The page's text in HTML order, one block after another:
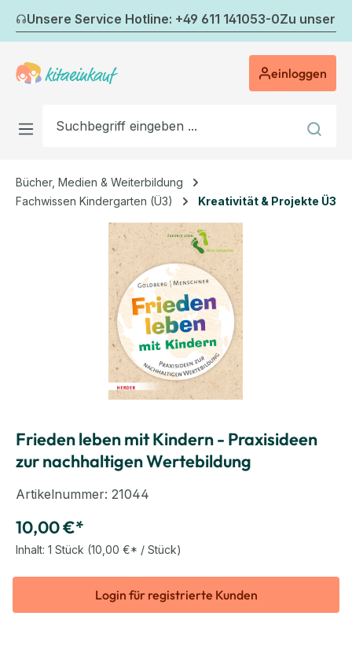
Zum Hauptinhalt springen
Unsere Service Hotline: +49 611 141053-0Zu
einloggen
Bücher, Medien & Weiterbildung
Fachwissen Kindergarten (Ü3)
Kreativität & Projekte Ü3
Bildergalerie überspringen
Frieden leben mit Kindern - Praxisideen
zur nachhaltigen Wertebildung
Artikelnummer: 21044
10,00 €*
Inhalt: 1 Stück (10,00 €* / Stück)
Login für registrierte Kunden